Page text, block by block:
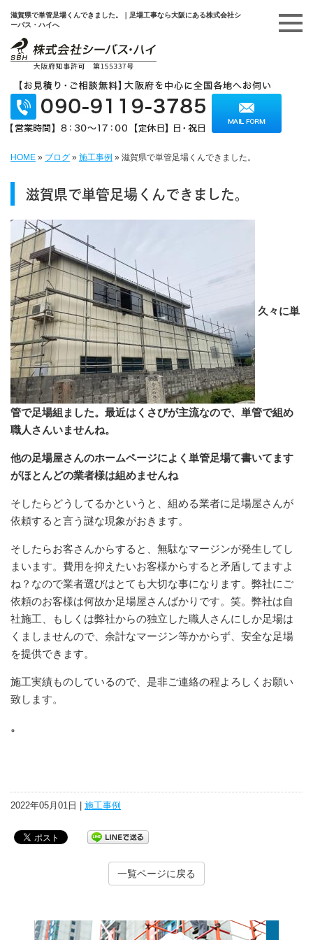
滋賀県で単管足場くんできました。｜足場工事なら大阪にある株式会社シ
ーバス・ハイへ
HOME » ブログ » 施工事例 » 滋賀県で単管足場くんできました。
滋賀県で単管足場くんできました。
久々に単
管で足場組ました。最近はくさびが主流なので、単管で組め
職人さんいませんね。
他の足場屋さんのホームページによく単管足場て書いてます
がほとんどの業者様は組めませんね
そしたらどうしてるかというと、組める業者に足場屋さんが
依頼すると言う謎な現象がおきます。
そしたらお客さんからすると、無駄なマージンが発生してし
まいます。費用を抑えたいお客様からすると矛盾してますよ
ね？なので業者選びはとても大切な事になります。弊社にご
依頼のお客様は何故か足場屋さんばかりです。笑。弊社は自
社施工、もしくは弊社からの独立した職人さんにしか足場は
くましませんので、余計なマージン等かからず、安全な足場
を提供できます。
施工実績ものしているので、是非ご連絡の程よろしくお願い
致します。
。
2022年05月01日 | 施工事例
一覧ページに戻る